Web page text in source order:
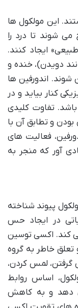
این مولکول ها
شوند تا درد را
ایجاد کنند.
دویدن)، خنده و
شوند. اندورفین ها
کنار بیاید و در
تفاوت کلیدی
و تطابق آن با
فعالیت های
آور که منجر به
پیوند شناخته
در ایجاد حس
می کند. اکسی توسین
خاطر به گروه
گرفتن، لمس کردن،
اساس روابط
دهد و به کاهش